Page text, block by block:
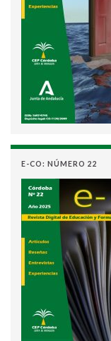
E-CO: NÚMERO 22